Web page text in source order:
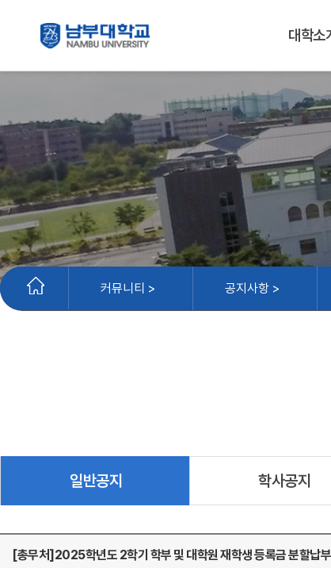
대학소
커뮤니티 > 공지사항 >
일반공지 학사공지
[총무처]2025학년도 2학기 학부 및 대학원 재학생 등록금 분할납